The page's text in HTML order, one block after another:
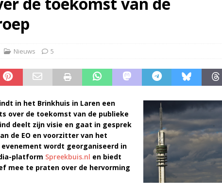
gratis streamingkanalen
Nieuws 5
in het Brinkhuis in Laren een
over de toekomst van de publieke
deelt zijn visie en gaat in gesprek
de EO en voorzitter van het
evenement wordt georganiseerd in
platform Spreekbuis.nl en biedt
mee te praten over de hervorming